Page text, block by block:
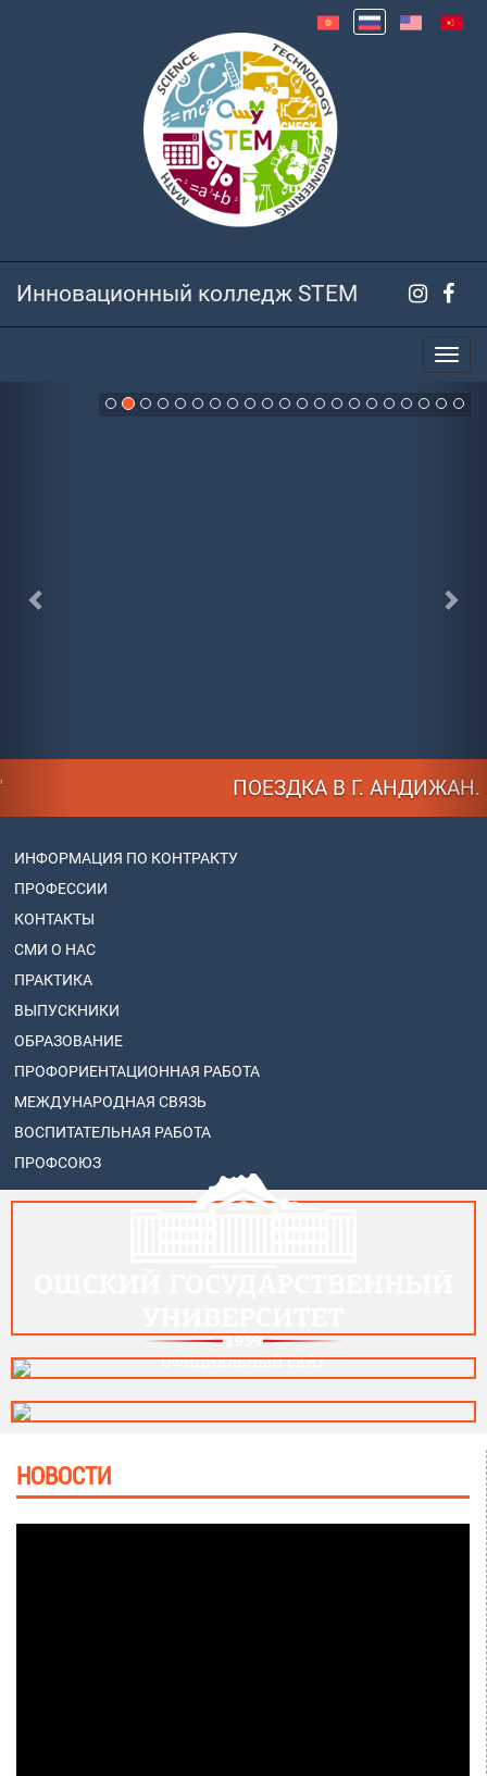
Инновационный колледж STEM
ПОЕЗДКА В Г. АНДИЖАН.
Previous
ИНФОРМАЦИЯ ПО КОНТРАКТУ
ПРОФЕССИИ
КОНТАКТЫ
СМИ О НАС
ПРАКТИКА
ВЫПУСКНИКИ
ОБРАЗОВАНИЕ
ПРОФОРИЕНТАЦИОННАЯ РАБОТА
МЕЖДУНАРОДНАЯ СВЯЗЬ
ВОСПИТАТЕЛЬНАЯ РАБОТА
ПРОФСОЮЗ
НОВОСТИ